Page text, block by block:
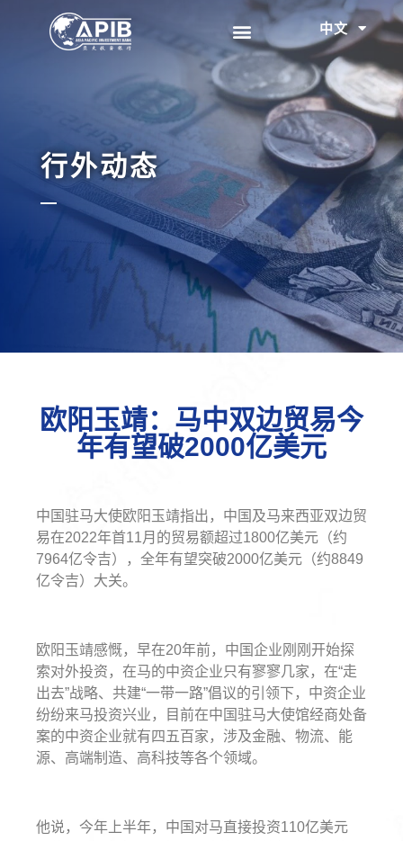
中文
EN
行外动态
欧阳玉靖：马中双边贸易今
年有望破2000亿美元
中国驻马大使欧阳玉靖指出，中国及马来西亚双边贸
易在2022年首11月的贸易额超过1800亿美元（约
7964亿令吉），全年有望突破2000亿美元（约8849
亿令吉）大关。
欧阳玉靖感慨，早在20年前，中国企业刚刚开始探
索对外投资，在马的中资企业只有寥寥几家，在“走
出去”战略、共建“一带一路”倡议的引领下，中资企业
纷纷来马投资兴业，目前在中国驻马大使馆经商处备
案的中资企业就有四五百家，涉及金融、物流、能
源、高端制造、高科技等各个领域。
他说，今年上半年，中国对马直接投资110亿美元